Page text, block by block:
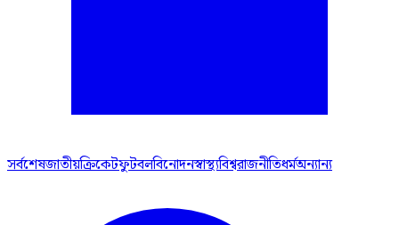
সর্বশেষজাতীয়ক্রিকেটফুটবলবিনোদনস্বাস্থ্যবিশ্বরাজনীতিধর্মঅন্যান্য